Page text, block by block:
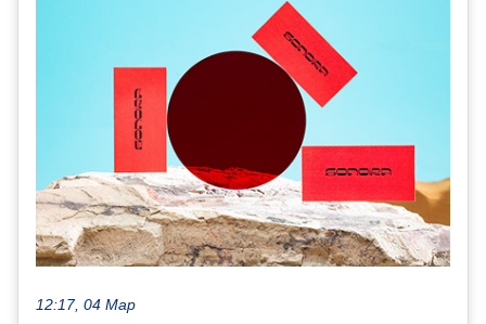
12:17, 04 Мар